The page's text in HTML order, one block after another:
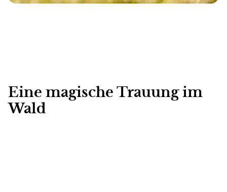
Eine magische Trauung im
Wald